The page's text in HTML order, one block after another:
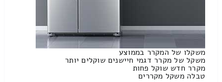
משקלו של המקרר בממוצע
משקל של מקרר דגמי חיישנים שוקלים יותר
מקרר חדש שוקל פחות
טבלה משקל מקררים